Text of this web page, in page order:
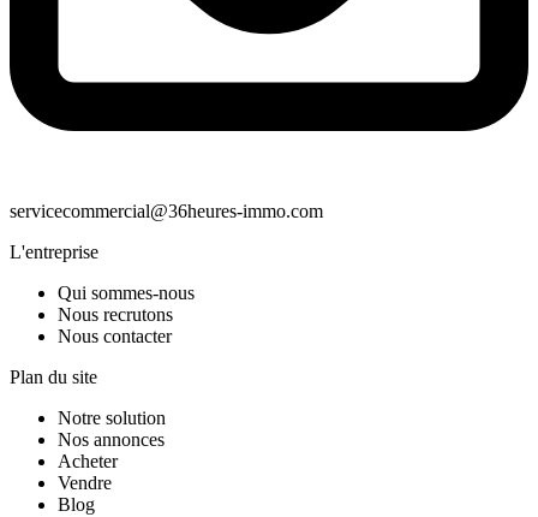
servicecommercial@36heures-immo.com
L'entreprise
Qui sommes-nous
Nous recrutons
Nous contacter
Plan du site
Notre solution
Nos annonces
Acheter
Vendre
Blog